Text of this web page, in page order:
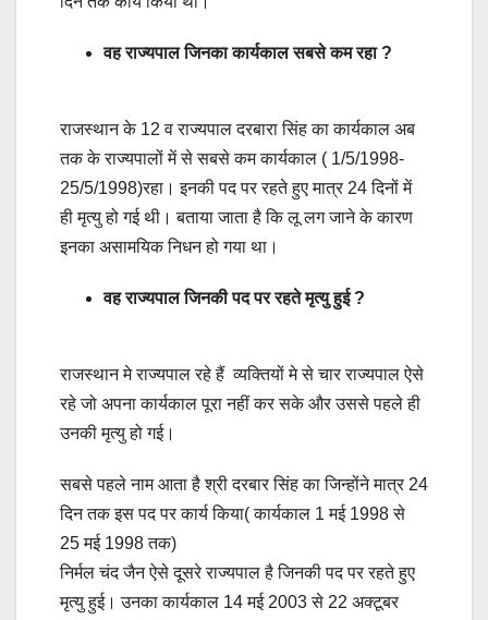
वह राज्यपाल जिनका कार्यकाल सबसे कम रहा ?
राजस्थान के 12 व राज्यपाल दरबारा सिंह का कार्यकाल अब
तक के राज्यपालों में से सबसे कम कार्यकाल ( 1/5/1998-
25/5/1998)रहा। इनकी पद पर रहते हुए मात्र 24 दिनों में
ही मृत्यु हो गई थी। बताया जाता है कि लू लग जाने के कारण
इनका असामयिक निधन हो गया था।
वह राज्यपाल जिनकी पद पर रहते मृत्यु हुई ?
राजस्थान मे राज्यपाल रहे हैं व्यक्तियों मे से चार राज्यपाल ऐसे
रहे जो अपना कार्यकाल पूरा नहीं कर सके और उससे पहले ही
उनकी मृत्यु हो गई।
सबसे पहले नाम आता है श्री दरबार सिंह का जिन्होंने मात्र 24
दिन तक इस पद पर कार्य किया( कार्यकाल 1 मई 1998 से
25 मई 1998 तक)
निर्मल चंद जैन ऐसे दूसरे राज्यपाल है जिनकी पद पर रहते हुए
मृत्यु हुई। उनका कार्यकाल 14 मई 2003 से 22 अक्टूबर